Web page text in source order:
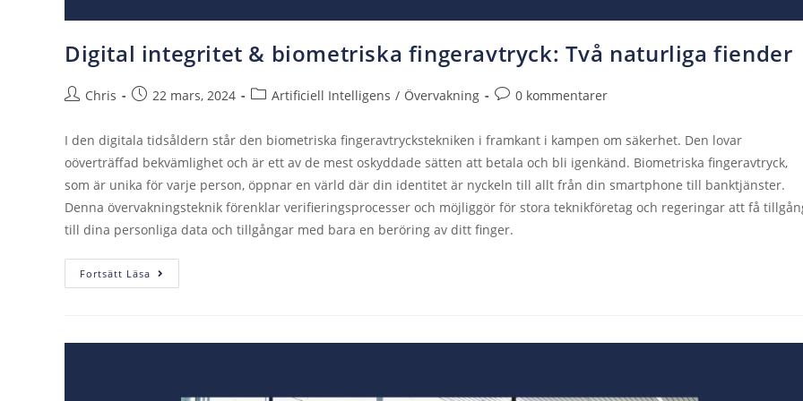
Digital integritet & biometriska fingeravtryck: Två naturliga fiender
Chris 22 mars, 2024 Artificiell Intelligens / Övervakning 0 kommentarer
I den digitala tidsåldern står den biometriska fingeravtryckstekniken i framkant i kampen om säkerhet. Den lovar
oöverträffad bekvämlighet och är ett av de mest oskyddade sätten att betala och bli igenkänd. Biometriska fingeravtryck,
som är unika för varje person, öppnar en värld där din identitet är nyckeln till allt från din smartphone till banktjänster.
Denna övervakningsteknik förenklar verifieringsprocesser och möjliggör för stora teknikföretag och regeringar att få
till dina personliga data och tillgångar med bara en beröring av ditt finger.
Fortsätt Läsa